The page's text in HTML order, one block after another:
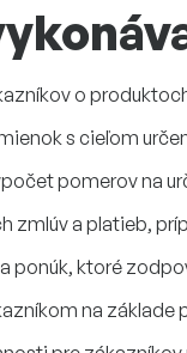
o
s cieľom
pomerov na
zmlúv a platieb,
ponúk, ktoré
na základe